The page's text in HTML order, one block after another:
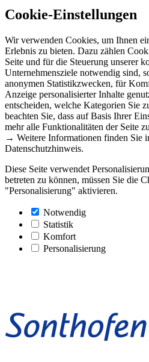
Cookie-Einstellungen
Wir verwenden Cookies, um Ihnen
Erlebnis zu bieten. Dazu zählen
Seite und für die Steuerung unserer
Unternehmensziele notwendig sind,
anonymen Statistikzwecken, für
Anzeige personalisierter Inhalte
entscheiden, welche Kategorien Sie
beachten Sie, dass auf Basis Ihrer
mehr alle Funktionalitäten der Seite
→ Weitere Informationen finden Sie
Datenschutzhinweis.
Diese Seite verwendet
betreten zu können, müssen Sie die
"Personalisierung" aktivieren.
Notwendig
Statistik
Komfort
Personalisierung